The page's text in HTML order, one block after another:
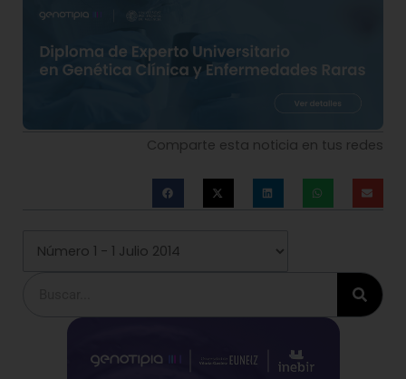
Comparte esta noticia en tus redes